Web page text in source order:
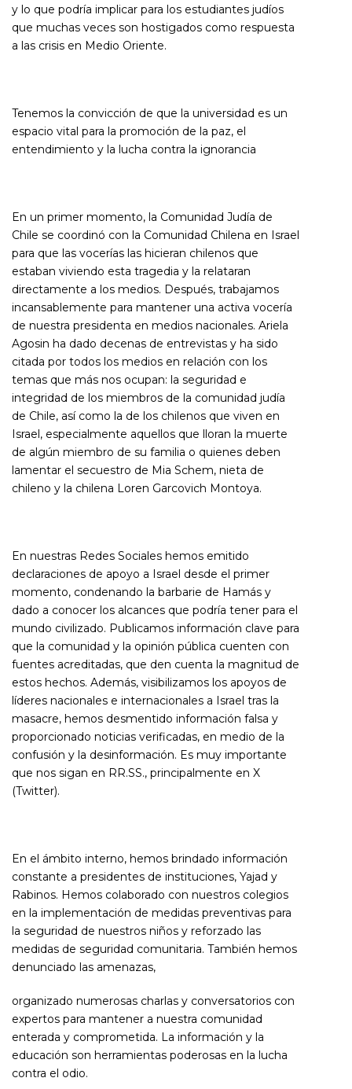
y lo que podría implicar para los estudiantes judíos
que muchas veces son hostigados como respuesta
a las crisis en Medio Oriente.
Tenemos la convicción de que la universidad es un
espacio vital para la promoción de la paz, el
entendimiento y la lucha contra la ignorancia
En un primer momento, la Comunidad Judía de
Chile se coordinó con la Comunidad Chilena en Israel
para que las vocerías las hicieran chilenos que
estaban viviendo esta tragedia y la relataran
directamente a los medios. Después, trabajamos
incansablemente para mantener una activa vocería
de nuestra presidenta en medios nacionales. Ariela
Agosin ha dado decenas de entrevistas y ha sido
citada por todos los medios en relación con los
temas que más nos ocupan: la seguridad e
integridad de los miembros de la comunidad judía
de Chile, así como la de los chilenos que viven en
Israel, especialmente aquellos que lloran la muerte
de algún miembro de su familia o quienes deben
lamentar el secuestro de Mia Schem, nieta de
chileno y la chilena Loren Garcovich Montoya.
En nuestras Redes Sociales hemos emitido
declaraciones de apoyo a Israel desde el primer
momento, condenando la barbarie de Hamás y
dado a conocer los alcances que podría tener para el
mundo civilizado. Publicamos información clave para
que la comunidad y la opinión pública cuenten con
fuentes acreditadas, que den cuenta la magnitud de
estos hechos. Además, visibilizamos los apoyos de
líderes nacionales e internacionales a Israel tras la
masacre, hemos desmentido información falsa y
proporcionado noticias verificadas, en medio de la
confusión y la desinformación. Es muy importante
que nos sigan en RR.SS., principalmente en X
(Twitter).
En el ámbito interno, hemos brindado información
constante a presidentes de instituciones, Yajad y
Rabinos. Hemos colaborado con nuestros colegios
en la implementación de medidas preventivas para
la seguridad de nuestros niños y reforzado las
medidas de seguridad comunitaria. También hemos
denunciado las amenazas,
organizado numerosas charlas y conversatorios con
expertos para mantener a nuestra comunidad
enterada y comprometida. La información y la
educación son herramientas poderosas en la lucha
contra el odio.